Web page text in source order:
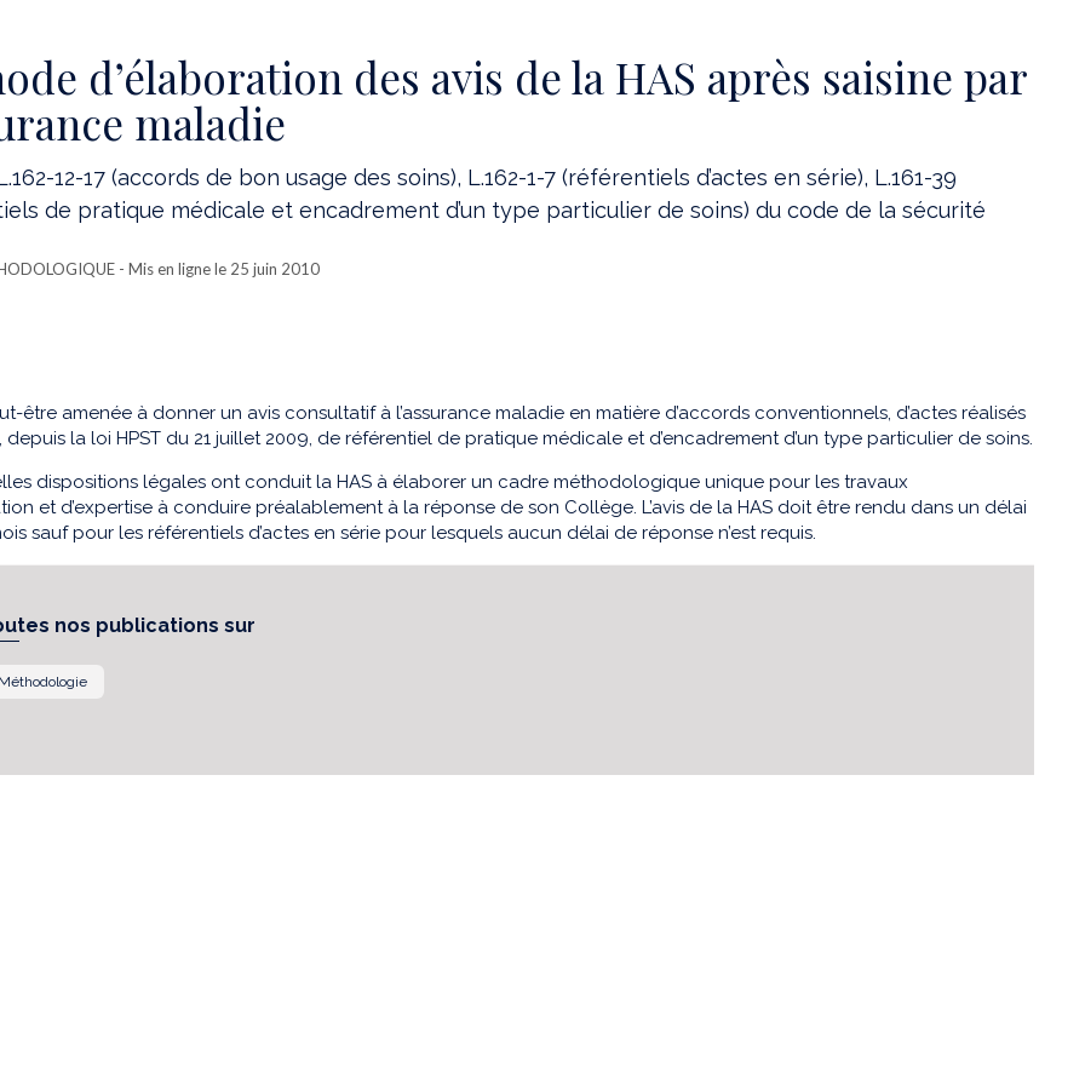
d’élaboration des avis de la HAS après saisine par
maladie
12-17 (accords de bon usage des soins), L.162-1-7 (référentiels d’actes en série), L.161-39
de pratique médicale et encadrement d’un type particulier de soins) du code de la sécurité
- Mis en ligne le 25 juin 2010
être amenée à donner un avis consultatif à l’assurance maladie en matière d’accords conventionnels, d’actes réalisés
depuis la loi HPST du 21 juillet 2009, de référentiel de pratique médicale et d’encadrement d’un type particulier de soins.
dispositions légales ont conduit la HAS à élaborer un cadre méthodologique unique pour les travaux
et d’expertise à conduire préalablement à la réponse de son Collège. L’avis de la HAS doit être rendu dans un délai
sauf pour les référentiels d’actes en série pour lesquels aucun délai de réponse n’est requis.
nos publications sur